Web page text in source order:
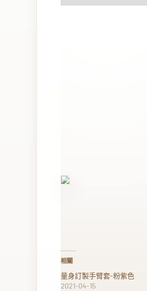
相關
量身訂製手臂套-粉紫色
2021-04-15